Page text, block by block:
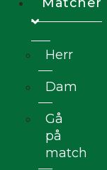
Herr
Dam
Gå
på
match